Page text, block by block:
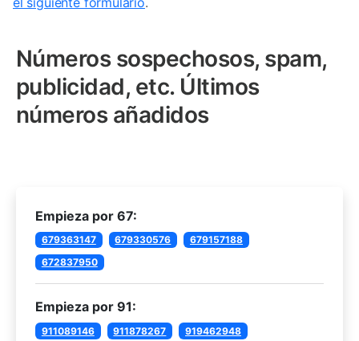
Números sospechosos, spam,
publicidad, etc. Últimos
números añadidos
Empieza por 67:
679363147 679330576
679157188
672837950
Empieza por 91:
911089146 911878267
919462948